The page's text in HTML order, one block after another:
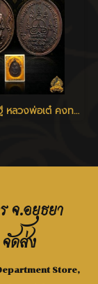
เหรียญเศรษฐี หลวงพ่อเต๋ คงทอง วัดสามง่าม จ.นครปฐม ปี 2520
จ.อยุธยา
ดส่ง
Store,